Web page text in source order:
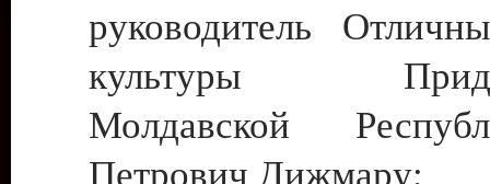
руководитель
культуры
Молдавской
Петрович Дижмару;